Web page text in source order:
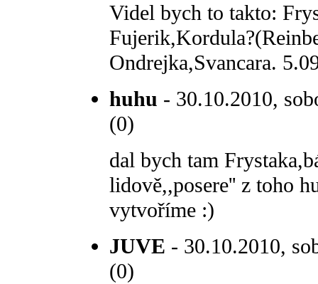
Videl bych to takto:
Ondrejka,Svancara.
huhu - 30.10.2010,
(0)
dal bych tam
lidově,,posere'' z toho
vytvoříme :)
JUVE - 30.10.2010,
(0)